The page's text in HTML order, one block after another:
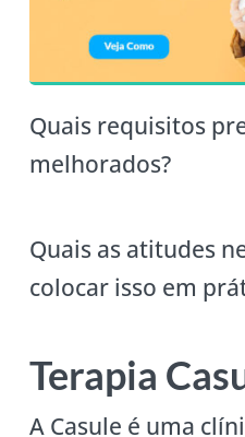
Quais requisitos
melhorados?
Quais as atitudes
colocar isso em
Terapia
A Casule é uma